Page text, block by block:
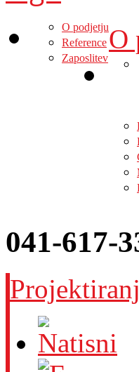
O
O podjetju
Reference
Zaposlitev
041-617-